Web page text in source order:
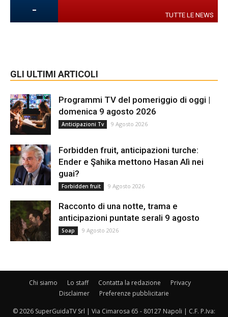
- TUTTE LE NEWS
GLI ULTIMI ARTICOLI
Programmi TV del pomeriggio di oggi |
domenica 9 agosto 2026
Anticipazioni Tv 9 Agosto 2026
Forbidden fruit, anticipazioni turche:
Ender e Şahika mettono Hasan Alì nei
guai?
Forbidden fruit 9 Agosto 2026
Racconto di una notte, trama e
anticipazioni puntate serali 9 agosto
Soap 9 Agosto 2026
Chi siamo Lo staff Contatta la redazione
Privacy
Disclaimer
Preferenze pubblicitarie
© 2026 SuperGuidaTV Srl | Via Cimarosa 65 - 80127 Napoli | C.F. P.Iva: